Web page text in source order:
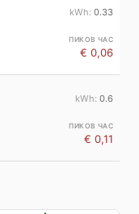
0.33
€ 0,06
0.6
€ 0,11